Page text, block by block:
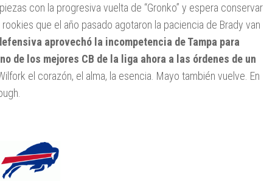
con la progresiva vuelta de “Gronko” y espera conservar
que el año pasado agotaron la paciencia de Brady van
aprovechó la incompetencia de Tampa para
de los mejores CB de la liga ahora a las órdenes de un
el corazón, el alma, la esencia. Mayo también vuelve. En